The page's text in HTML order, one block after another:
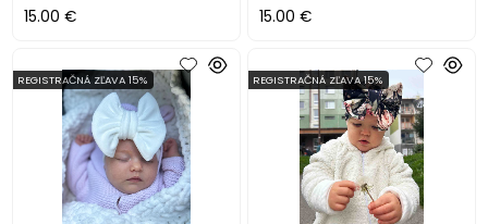
15.00 € 15.00 €
REGISTRAČNÁ ZĽAVA 15% REGISTRAČNÁ ZĽAVA 15%